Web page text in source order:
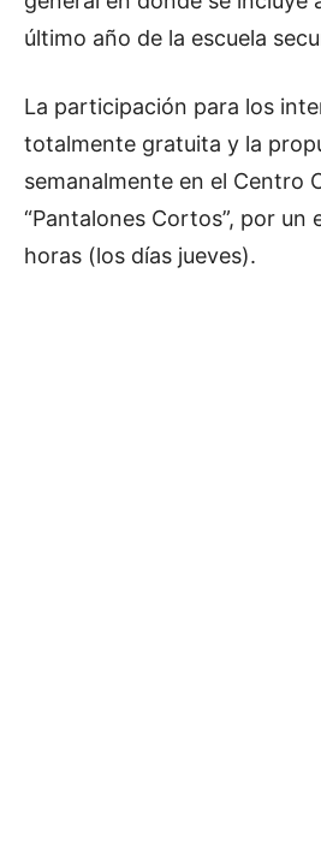
último año de la escuela
La participación para los
totalmente gratuita y la
semanalmente en el Centro
“Pantalones Cortos”, por un
horas (los días jueves).